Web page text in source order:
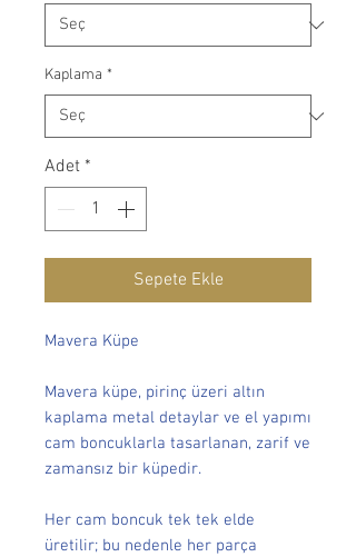
Kaplama *
Adet *
Sepete Ekle
Mavera Küpe
Mavera küpe, pirinç üzeri altın
kaplama metal detaylar ve el yapımı
cam boncuklarla tasarlanan, zarif ve
zamansız bir küpedir.
Her cam boncuk tek tek elde
üretilir; bu nedenle her parça